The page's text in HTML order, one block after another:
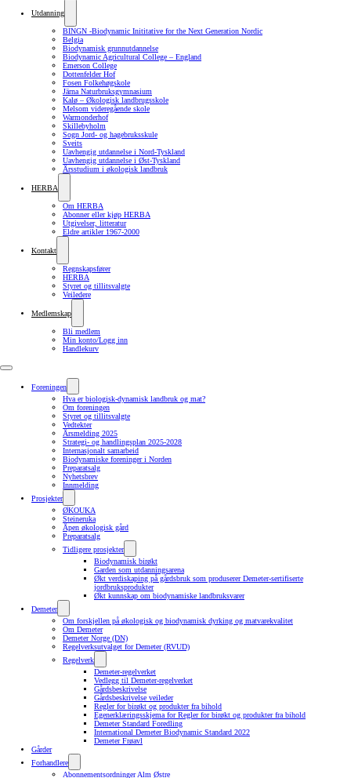
Utdanning
BINGN -Biodynamic Inititative for the Next Generation Nordic
Belgia
Biodynamisk grunnutdannelse
Biodynamic Agricultural College – England
Emerson College
Dottenfelder Hof
Fosen Folkehøgskole
Järna Naturbruksgymnasium
Kalø – Økologisk landbrugsskole
Melsom videregående skole
Warmonderhof
Skillebyholm
Sogn Jord- og hagebruksskule
Sveits
Uavhengig utdannelse i Nord-Tyskland
Uavhengig utdannelse i Øst-Tyskland
Årsstudium i økologisk landbruk
HERBA
Om HERBA
Abonner eller kjøp HERBA
Utgivelser, litteratur
Eldre artikler 1967-2000
Kontakt
Regnskapsfører
HERBA
Styret og tillitsvalgte
Veiledere
Medlemskap
Bli medlem
Min konto/Logg inn
Handlekurv
Foreningen
Hva er biologisk-dynamisk landbruk og mat?
Om foreningen
Styret og tillitsvalgte
Vedtekter
Årsmelding 2025
Strategi- og handlingsplan 2025-2028
Internasjonalt samarbeid
Biodynamiske foreninger i Norden
Preparatsalg
Nyhetsbrev
Innmelding
Prosjekter
ØKOUKA
Steineruka
Åpen økologisk gård
Preparatsalg
Tidligere prosjekter
Biodynamisk birøkt
Garden som utdanningsarena
Økt verdiskaping på gårdsbruk som produserer Demeter-sertifiserte
jordbruksprodukter
Økt kunnskap om biodynamiske landbruksvarer
Demeter
Om forskjellen på økologisk og biodynamisk dyrking og matvarekvalitet
Om Demeter
Demeter Norge (DN)
Regelverksutvalget for Demeter (RVUD)
Regelverk
Demeter-regelverket
Vedlegg til Demeter-regelverket
Gårdsbeskrivelse
Gårdsbeskrivelse veileder
Regler for birøkt og produkter fra bihold
Egenerklæringsskjema for Regler for birøkt og produkter fra bihold
Demeter Standard Foredling
International Demeter Biodynamic Standard 2022
Demeter Frøavl
Gårder
Forhandlere
Abonnementsordninger Alm Østre